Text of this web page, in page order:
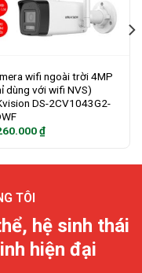
wifi ngoài trời 4MP
dùng với wifi NVS)
DS-2CV1043G2-
₫
TÔI
hệ sinh thái
hiện đại